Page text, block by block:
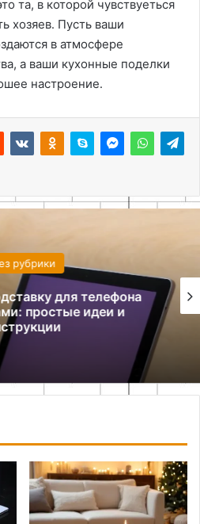
та, в которой чувствуеться
хозяев․ Пусть ваши
в атмосфере
а ваши кухонные поделки
настроение․
рубрики
для телефона
простые идеи и